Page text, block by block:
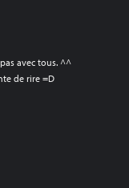
avec tous. ^^
de rire =D